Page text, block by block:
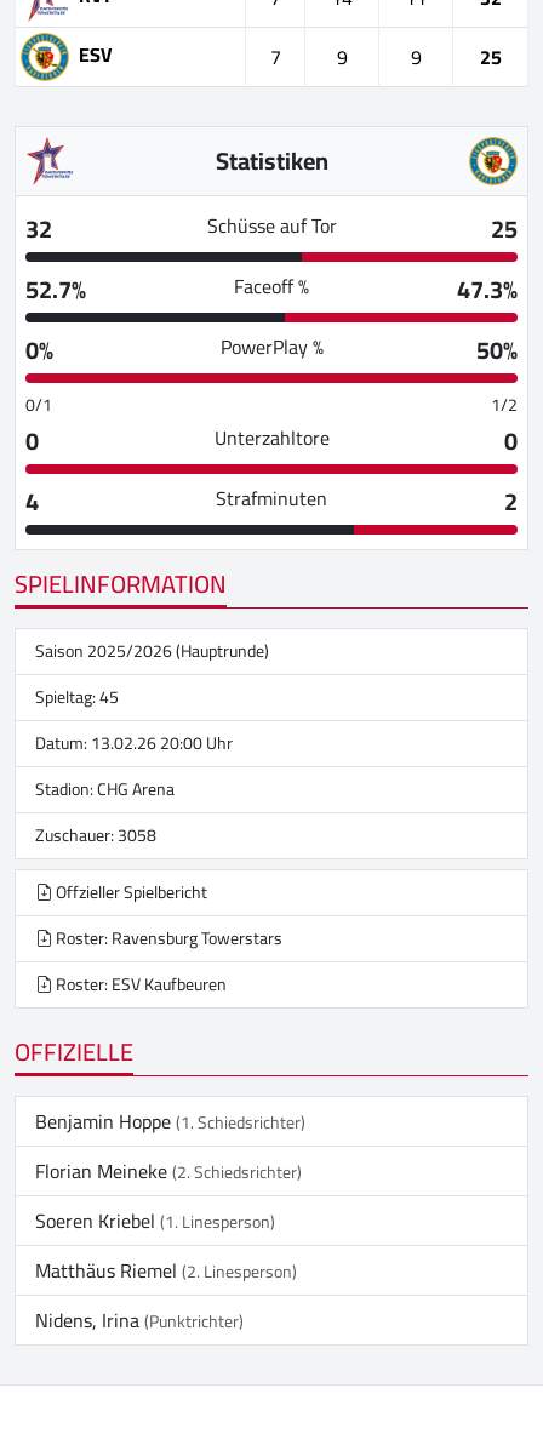
ESV
7 9 9 25
Statistiken
32
Schüsse auf Tor
25
52.7%
Faceoff %
47.3%
0%
PowerPlay % 50%
0/1 1/2
0 Unterzahltore
0
4
Strafminuten
2
SPIELINFORMATION
Saison 2025/2026 (Hauptrunde)
Spieltag: 45
Datum: 13.02.26 20:00 Uhr
Stadion:CHG Arena
Zuschauer: 3058
Offzieller Spielbericht
Roster: Ravensburg Towerstars
Roster: ESV Kaufbeuren
OFFIZIELLE
Benjamin Hoppe(1. Schiedsrichter)
Florian Meineke(2. Schiedsrichter)
Soeren Kriebel(1. Linesperson)
Matthäus Riemel(2. Linesperson)
Nidens, Irina(Punktrichter)